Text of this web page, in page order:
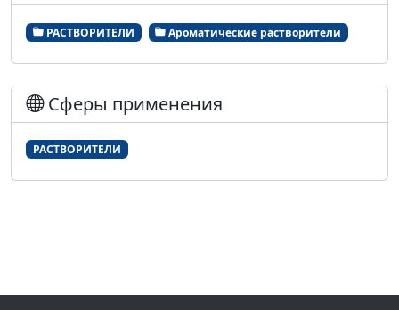
РАСТВОРИТЕЛИ Ароматические растворители
Сферы применения
РАСТВОРИТЕЛИ